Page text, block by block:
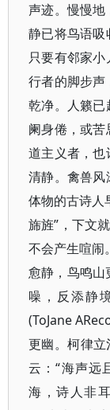
声迹。慢慢
静已将鸟语
只要有邻家
行者的脚步
乾净。人籁
阑身倦，或
道主义者，
清静。禽兽
体物的古诗人
旆旌”，下文
不会产生喧闹
愈静，鸟鸣山
噪，反添静
(ToJane
更幽。柯律
云：“海声远
海，诗人非